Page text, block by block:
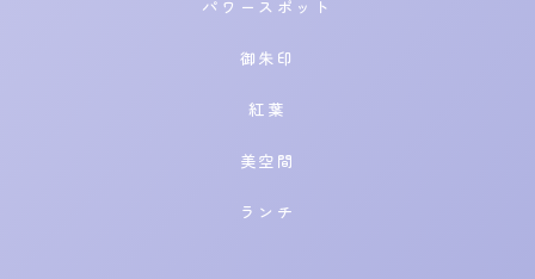
パワースポット
御朱印
紅葉
美空間
ランチ